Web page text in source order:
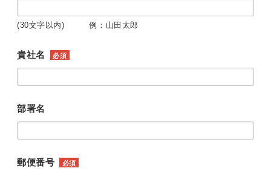
(30文字以内) 例：山田太郎
貴社名 必須
部署名
郵便番号 必須